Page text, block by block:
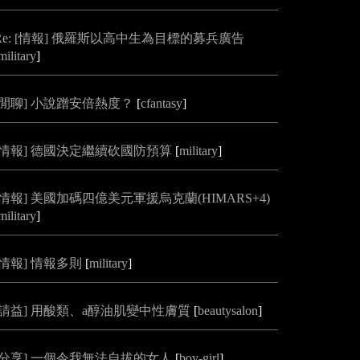
[情報] 俄羅斯以高中生為目標的募兵廣告
]
聊] 小說蹭安倍熱度？ [cfantasy]
報] 德國決定繼續砍國防預算 [military]
報] 美國加碼四億美元軍援烏克蘭(HIMARS+4)
]
報] 情報多則 [military]
益] 用酸類、a醇油肌變中性膚質 [beautysalon]